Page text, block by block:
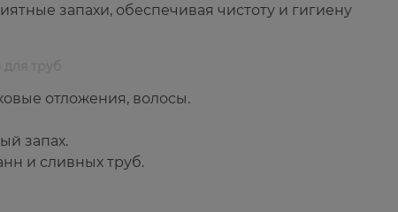
запахи, обеспечивая чистоту и гигиену
отложения, волосы.
запах.
и сливных труб.